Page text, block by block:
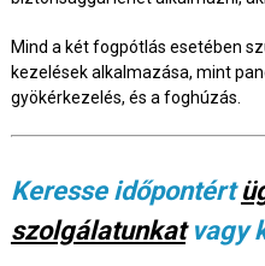
Mind a két fogpótlás esetében
kezelések alkalmazása, mint
gyökérkezelés, és a foghúzás.
Keresse időpontért
szolgálatunkatvagy